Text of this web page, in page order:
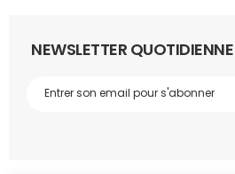
NEWSLETTER QUOTIDIENNE